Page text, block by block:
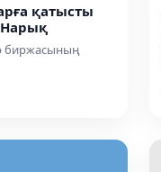
қатысты
Нарық
биржасының